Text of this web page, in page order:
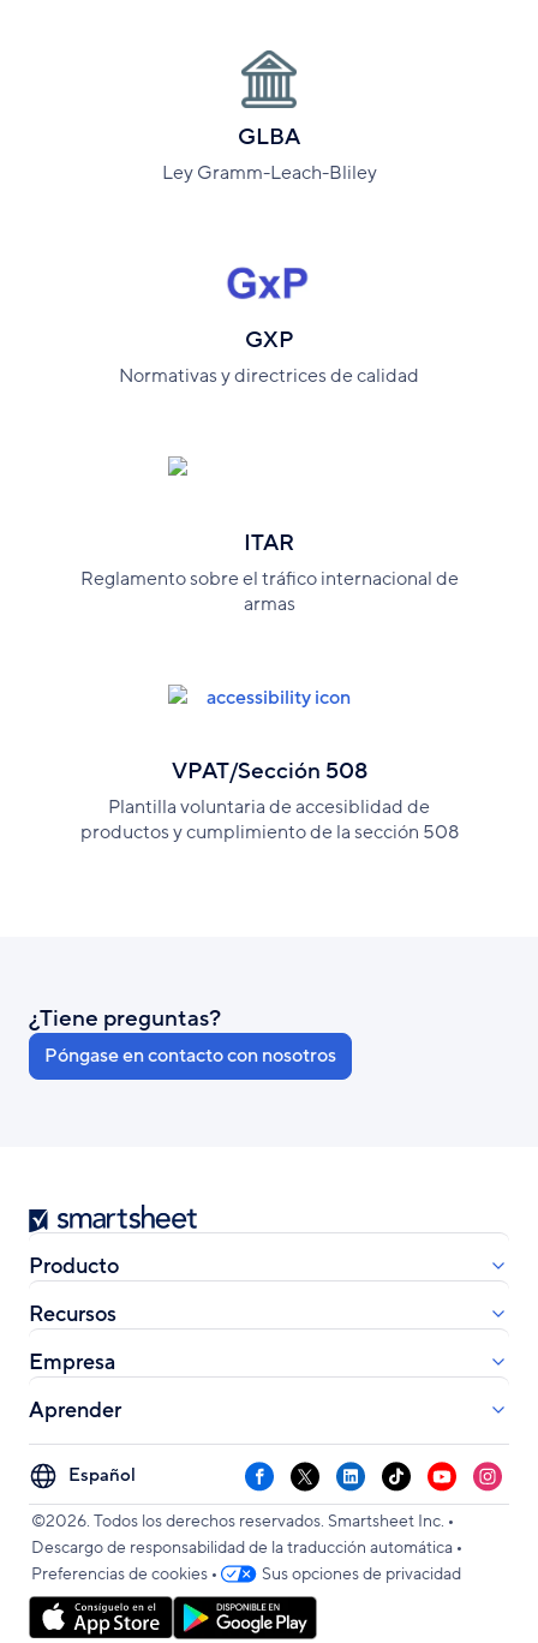
GLBA
Ley Gramm-Leach-Bliley
GXP
Normativas y directrices de calidad
ITAR
Reglamento sobre el tráfico internacional de
armas
VPAT/Sección 508
Plantilla voluntaria de accesiblidad de
productos y cumplimiento de la sección 508
¿Tiene preguntas?
Póngase en contacto con nosotros
Smartsheet
Producto
Recursos
Empresa
Aprender
Select
your
language
Facebook
X LinkedInTikTokYouTube
©2026. Todos los derechos reservados. Smartsheet Inc. •
Descargo de responsabilidad de la traducción automática •
Preferencias de cookies • Sus opciones de privacidad